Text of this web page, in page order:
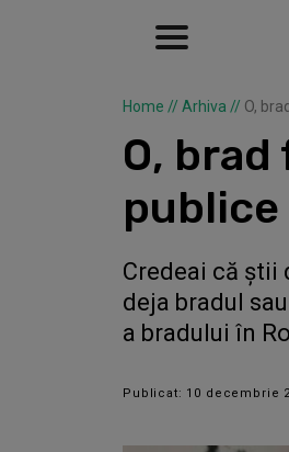
Home // Arhiva // O,
O,
publice
Credeai că știi
deja bradul
a bradului în
Publicat: 10 decembrie